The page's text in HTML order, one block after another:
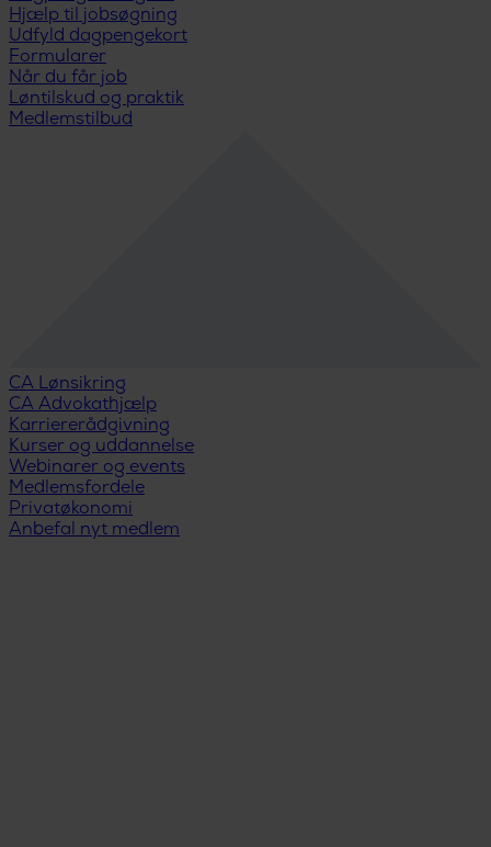
Hjælp til jobsøgning
Udfyld dagpengekort
Formularer
Når du får job
Løntilskud og praktik
Medlemstilbud
CA Lønsikring
CA Advokathjælp
Karriererådgivning
Kurser og uddannelse
Webinarer og events
Medlemsfordele
Privatøkonomi
Anbefal nyt medlem